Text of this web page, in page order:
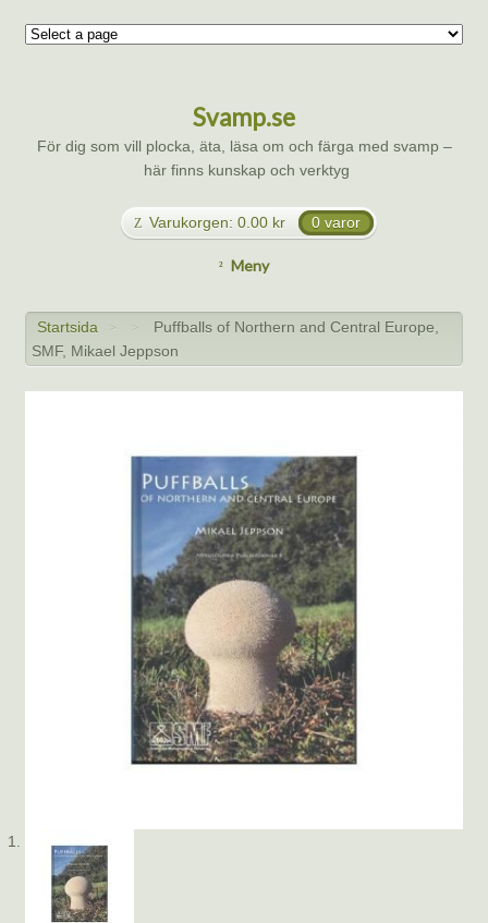
Svamp.se
För dig som vill plocka, äta, läsa om och färga med svamp –
här finns kunskap och verktyg
Varukorgen: 0.00 kr 0 varor
Meny
Startsida > >
Puffballs of Northern and Central Europe,
SMF, Mikael Jeppson